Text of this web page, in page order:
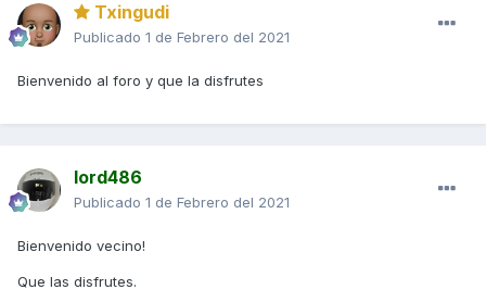
Txingudi
Publicado 1 de Febrero del 2021
Bienvenido al foro y que la disfrutes
lord486
Publicado 1 de Febrero del 2021
Bienvenido vecino!
Que las disfrutes.